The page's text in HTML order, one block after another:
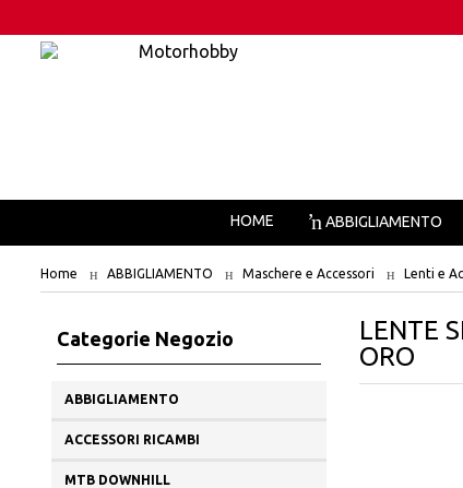
HOME ABBIGLIAMENTO
Home ABBIGLIAMENTO Maschere e Accessori Lenti e
Categorie Negozio
ABBIGLIAMENTO
ACCESSORI RICAMBI
MTB DOWNHILL
LENTE
ORO